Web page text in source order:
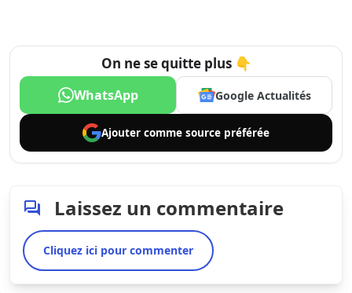
On ne se quitte plus 👇
WhatsApp Google Actualités
Ajouter comme source préférée
Laissez un commentaire
Cliquez ici pour commenter